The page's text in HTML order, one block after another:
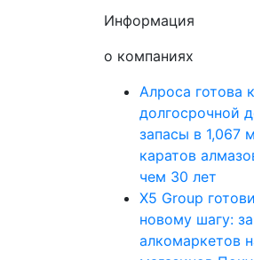
Информация
о компаниях
Алроса готова к
долгосрочной
запасы в 1,067
каратов
чем 30 лет
X5 Group
новому шагу:
алкомаркетов